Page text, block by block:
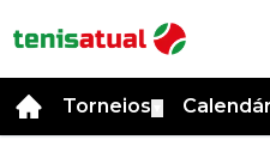
Torneios